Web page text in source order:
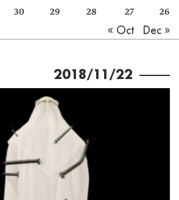
26
27
28
29
30
« Oct
Dec »
2018/11/22